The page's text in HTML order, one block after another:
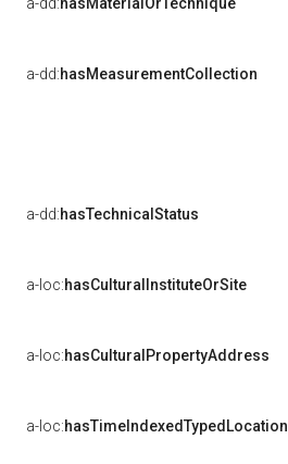
a-dd:hasMeasurementCollection
a-dd:hasTechnicalStatus
a-loc:hasCulturalInstituteOrSite
a-loc:hasCulturalPropertyAddress
a-loc:hasTimeIndexedTypedLocation